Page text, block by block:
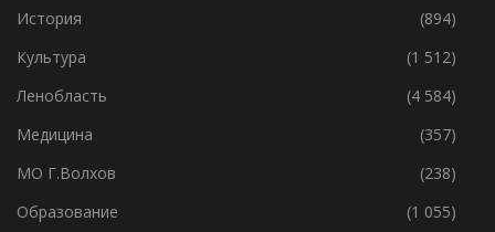
Интересное
(4 739)
История
(894)
Культура
(1 512)
Ленобласть
(4 584)
Медицина
(357)
МО Г.Волхов
(238)